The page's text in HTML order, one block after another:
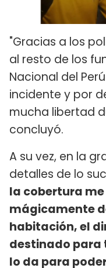
"Gracias a los
al resto de los
Nacional del
incidente y por
mucha libertad
concluyó.
A su vez, en la
detalles de lo
la cobertura
mágicamente
habitación, el
destinado para
lo da para